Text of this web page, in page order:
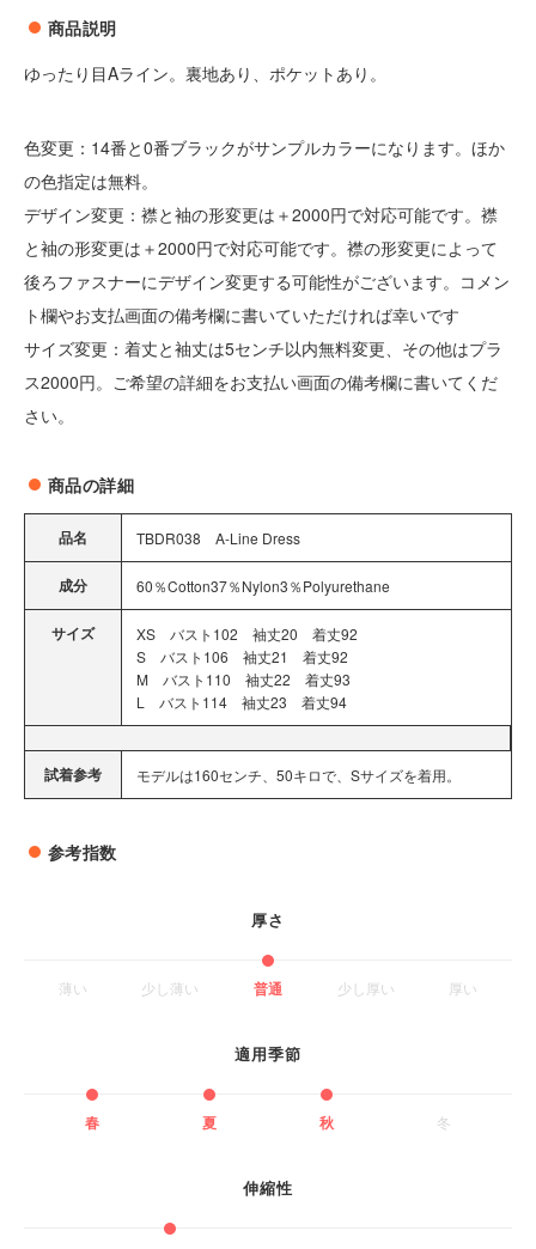
商品説明
ゆったり目Aライン。裏地あり、ポケットあり。
色変更：14番と0番ブラックがサンプルカラーになります。ほか
の色指定は無料。
デザイン変更：襟と袖の形変更は＋2000円で対応可能です。襟
と袖の形変更は＋2000円で対応可能です。襟の形変更によって
後ろファスナーにデザイン変更する可能性がございます。コメン
ト欄やお支払画面の備考欄に書いていただければ幸いです
サイズ変更：着丈と袖丈は5センチ以内無料変更、その他はプラ
ス2000円。ご希望の詳細をお支払い画面の備考欄に書いてくだ
さい。
商品の詳細
品名 TBDR038 A-Line Dress
成分 60％Cotton37％Nylon3％Polyurethane
サイズ
XS バスト102 袖丈20 着丈92
S バスト106 袖丈21 着丈92
M バスト110 袖丈22 着丈93
L バスト114 袖丈23 着丈94
試着参考 モデルは160センチ、50キロで、Sサイズを着用。
参考指数
厚さ
薄い 少し薄い 普通 少し厚い 厚い
適用季節
春 夏 秋 冬
伸縮性